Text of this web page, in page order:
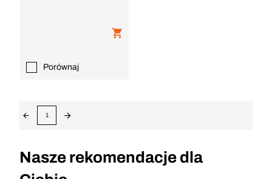
Porównaj
1
Nasze rekomendacje dla